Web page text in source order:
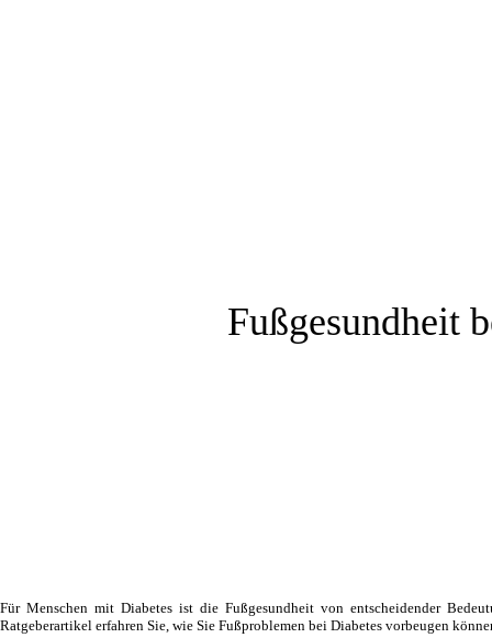
Fußgesundheit
Für Menschen mit Diabetes ist die Fußgesundheit von entscheidender
Ratgeberartikel erfahren Sie, wie Sie Fußproblemen bei Diabetes vorbeugen